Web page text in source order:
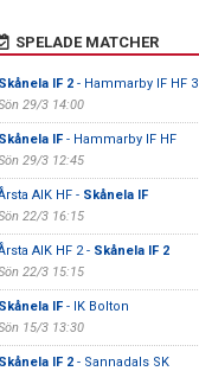
SPELADE MATCHER
IF 2- Hammarby IF HF 3
29/3 14:00
IF- Hammarby IF HF
29/3 12:45
AIK HF - Skånela IF
22/3 16:15
AIK HF 2 - Skånela IF 2
22/3 15:15
IF- IK Bolton
15/3 13:30
IF 2- Sannadals SK